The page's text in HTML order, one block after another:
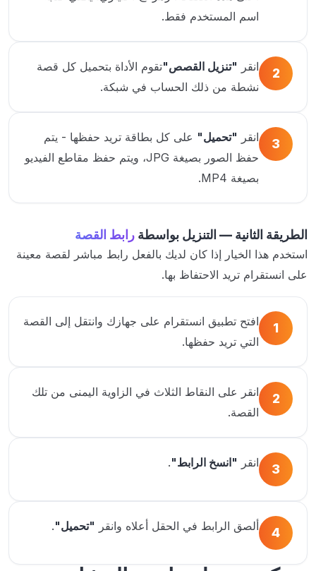
اسم المستخدم فقط.
2 انقر "تنزيل القصص"تقوم الأداة بتحميل كل قصة
نشطة من ذلك الحساب في شبكة.
3 انقر "تحميل" على كل بطاقة تريد حفظها - يتم
حفظ الصور بصيغة JPG، ويتم حفظ مقاطع الفيديو
بصيغة MP4.
الطريقة الثانية — التنزيل بواسطة رابط القصة
استخدم هذا الخيار إذا كان لديك بالفعل رابط مباشر لقصة معينة
على انستقرام تريد الاحتفاظ بها.
1
افتح تطبيق انستقرام على جهازك وانتقل إلى القصة
التي تريد حفظها.
2
انقر على النقاط الثلاث في الزاوية اليمنى من تلك
القصة.
3 انقر "انسخ الرابط".
4 ألصق الرابط في الحقل أعلاه وانقر "تحميل".